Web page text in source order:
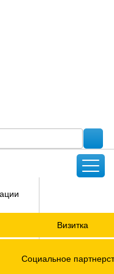
Визитка
от 2026 года
Социальное